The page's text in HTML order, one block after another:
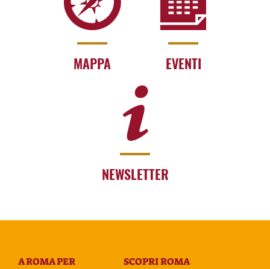
MAPPA EVENTI
NEWSLETTER
A ROMA PER SCOPRI ROMA